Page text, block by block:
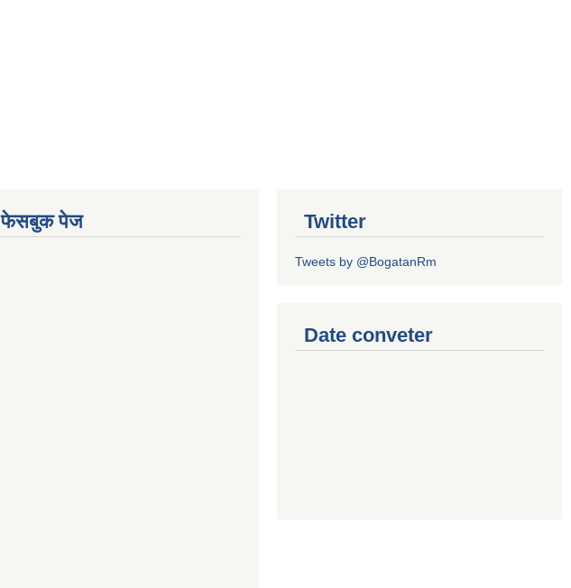
फेसबुक पेज Twitter
Tweets by @BogatanRm
Date conveter